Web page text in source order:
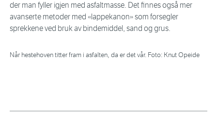
der man fyller igjen med asfaltmasse. Det finnes også mer
avanserte metoder med «lappekanon» som forsegler
sprekkene ved bruk av bindemiddel, sand og grus.
Når hestehoven titter fram i asfalten, da er det vår. Foto: Knut Opeide